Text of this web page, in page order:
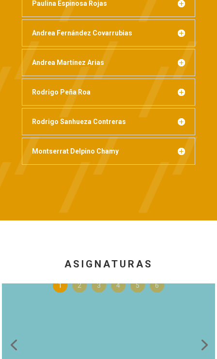
Paulina Espinosa Rojas
Andrea Fernández Covarrubias
Andrea Martínez Arias
Rodrigo Peña Roa
Rodrigo Sanhueza Contreras
Montserrat Delpino Chamy
ASIGNATURAS
1 2 3 4 5 6